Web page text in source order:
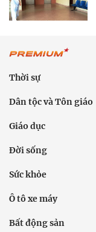
Thời sự
Dân tộc và Tôn giáo
Giáo dục
Đời sống
Sức khỏe
Ô tô xe máy
Bất động sản